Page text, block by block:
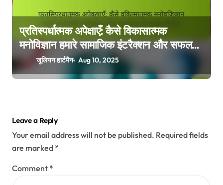
प्रतिस्पर्धात्मक अपेक्षाएँ: कैसे विकासात्मक
मनोविज्ञान हमारे सामाजिक इंटरैक्शन और सफलता
को आकार देता है
जूलियन हार्टमैन Aug 10, 2025
Leave a Reply
Your email address will not be published. Required fields
are marked *
Comment *